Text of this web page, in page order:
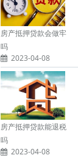
房产抵押贷款会做牢
吗
2023-04-08
房产抵押贷款能退税
吗
2023-04-08